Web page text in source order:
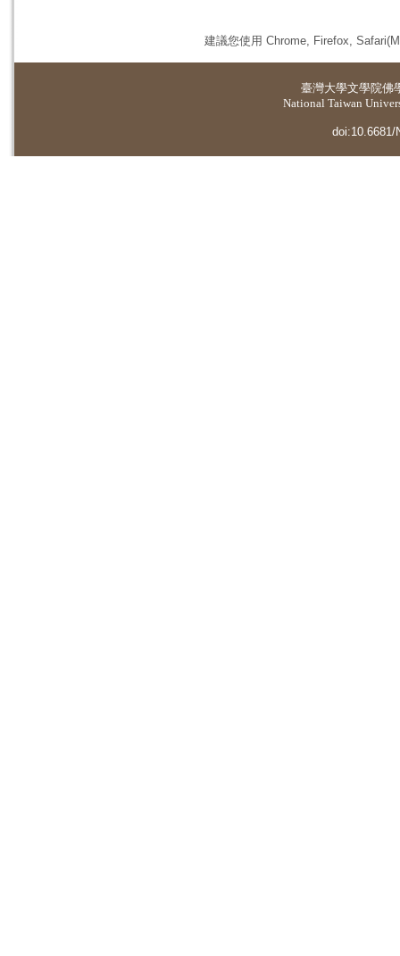
建議您使用 Chrome, Firefox,
臺灣大學文學院佛
National Taiwan
doi:10.6681/